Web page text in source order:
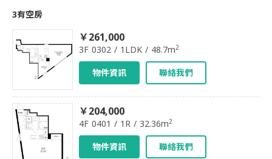
3有空房
￥261,000
3F 0302 / 1LDK / 48.7m2
物件資訊 聯絡我們
￥204,000
4F 0401 / 1R / 32.36m2
物件資訊 聯絡我們